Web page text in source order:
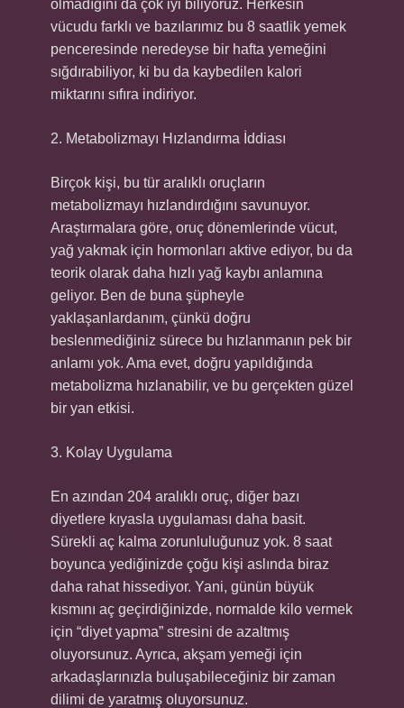
olmadığını da çok iyi biliyoruz. Herkesin
vücudu farklı ve bazılarımız bu 8 saatlik yemek
penceresinde neredeyse bir hafta yemeğini
sığdırabiliyor, ki bu da kaybedilen kalori
miktarını sıfıra indiriyor.
2. Metabolizmayı Hızlandırma İddiası
Birçok kişi, bu tür aralıklı oruçların
metabolizmayı hızlandırdığını savunuyor.
Araştırmalara göre, oruç dönemlerinde vücut,
yağ yakmak için hormonları aktive ediyor, bu da
teorik olarak daha hızlı yağ kaybı anlamına
geliyor. Ben de buna şüpheyle
yaklaşanlardanım, çünkü doğru
beslenmediğiniz sürece bu hızlanmanın pek bir
anlamı yok. Ama evet, doğru yapıldığında
metabolizma hızlanabilir, ve bu gerçekten güzel
bir yan etkisi.
3. Kolay Uygulama
En azından 204 aralıklı oruç, diğer bazı
diyetlere kıyasla uygulaması daha basit.
Sürekli aç kalma zorunluluğunuz yok. 8 saat
boyunca yediğinizde çoğu kişi aslında biraz
daha rahat hissediyor. Yani, günün büyük
kısmını aç geçirdiğinizde, normalde kilo vermek
için “diyet yapma” stresini de azaltmış
oluyorsunuz. Ayrıca, akşam yemeği için
arkadaşlarınızla buluşabileceğiniz bir zaman
dilimi de yaratmış oluyorsunuz.